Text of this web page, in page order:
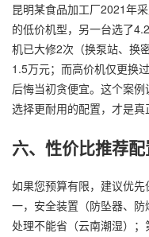
昆明某食品加工厂2021年
的低价机型，另一台选了
机已大修2次（换泵站、换
1.5万元；而高价机仅更换
后悔当初贪便宜。这个案
选择更耐用的配置，才是真
六、性价比推荐配
如果您预算有限，建议优
一，安全装置（防坠器、
处理不能省（云南潮湿）